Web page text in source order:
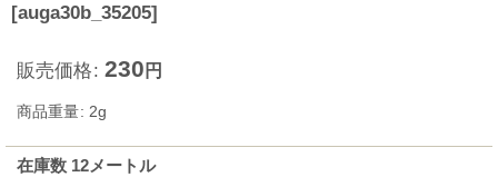
[auga30b_35205]
販売価格: 230 円
商品重量: 2g
在庫数 12メートル